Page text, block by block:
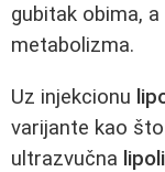
gubitak obima,
metabolizma.
Uz injekcionu
varijante kao
ultrazvučna